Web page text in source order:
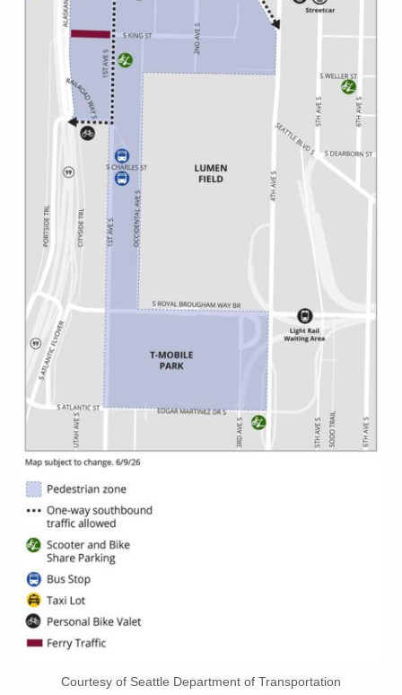
Courtesy of Seattle Department of Transportation